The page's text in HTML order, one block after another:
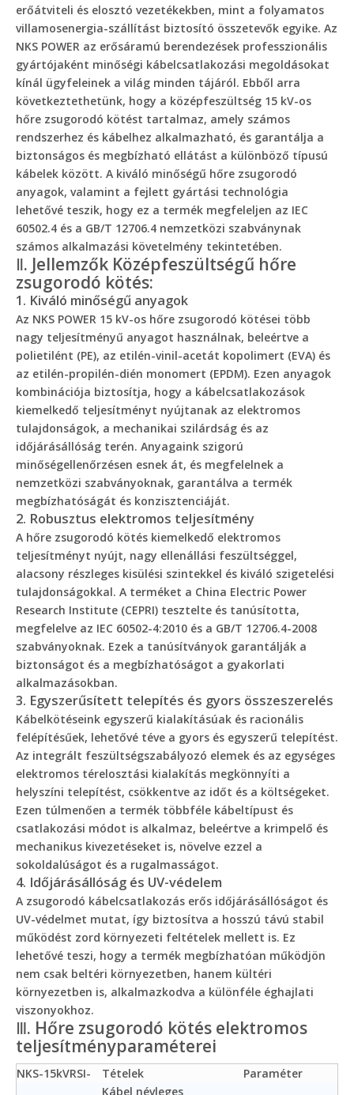
erőátviteli és elosztó vezetékekben, mint a folyamatos
villamosenergia-szállítást biztosító összetevők egyike. Az
NKS POWER az erősáramú berendezések professzionális
gyártójaként minőségi kábelcsatlakozási megoldásokat
kínál ügyfeleinek a világ minden tájáról. Ebből arra
következtethetünk, hogy a középfeszültség 15 kV-os
hőre zsugorodó kötést tartalmaz, amely számos
rendszerhez és kábelhez alkalmazható, és garantálja a
biztonságos és megbízható ellátást a különböző típusú
kábelek között. A kiváló minőségű hőre zsugorodó
anyagok, valamint a fejlett gyártási technológia
lehetővé teszik, hogy ez a termék megfeleljen az IEC
60502.4 és a GB/T 12706.4 nemzetközi szabványnak
számos alkalmazási követelmény tekintetében.
Ⅱ. Jellemzők Középfeszültségű hőre
zsugorodó kötés:
1. Kiváló minőségű anyagok
Az NKS POWER 15 kV-os hőre zsugorodó kötései több
nagy teljesítményű anyagot használnak, beleértve a
polietilént (PE), az etilén-vinil-acetát kopolimert (EVA) és
az etilén-propilén-dién monomert (EPDM). Ezen anyagok
kombinációja biztosítja, hogy a kábelcsatlakozások
kiemelkedő teljesítményt nyújtanak az elektromos
tulajdonságok, a mechanikai szilárdság és az
időjárásállóság terén. Anyagaink szigorú
minőségellenőrzésen esnek át, és megfelelnek a
nemzetközi szabványoknak, garantálva a termék
megbízhatóságát és konzisztenciáját.
2. Robusztus elektromos teljesítmény
A hőre zsugorodó kötés kiemelkedő elektromos
teljesítményt nyújt, nagy ellenállási feszültséggel,
alacsony részleges kisülési szintekkel és kiváló szigetelési
tulajdonságokkal. A terméket a China Electric Power
Research Institute (CEPRI) tesztelte és tanúsította,
megfelelve az IEC 60502-4:2010 és a GB/T 12706.4-2008
szabványoknak. Ezek a tanúsítványok garantálják a
biztonságot és a megbízhatóságot a gyakorlati
alkalmazásokban.
3. Egyszerűsített telepítés és gyors összeszerelés
Kábelkötéseink egyszerű kialakításúak és racionális
felépítésűek, lehetővé téve a gyors és egyszerű telepítést.
Az integrált feszültségszabályozó elemek és az egységes
elektromos térelosztási kialakítás megkönnyíti a
helyszíni telepítést, csökkentve az időt és a költségeket.
Ezen túlmenően a termék többféle kábeltípust és
csatlakozási módot is alkalmaz, beleértve a krimpelő és
mechanikus kivezetéseket is, növelve ezzel a
sokoldalúságot és a rugalmasságot.
4. Időjárásállóság és UV-védelem
A zsugorodó kábelcsatlakozás erős időjárásállóságot és
UV-védelmet mutat, így biztosítva a hosszú távú stabil
működést zord környezeti feltételek mellett is. Ez
lehetővé teszi, hogy a termék megbízhatóan működjön
nem csak beltéri környezetben, hanem kültéri
környezetben is, alkalmazkodva a különféle éghajlati
viszonyokhoz.
Ⅲ. Hőre zsugorodó kötés elektromos
teljesítményparaméterei
NKS-15kVRSI- Tételek
Paraméter
Kábel névleges